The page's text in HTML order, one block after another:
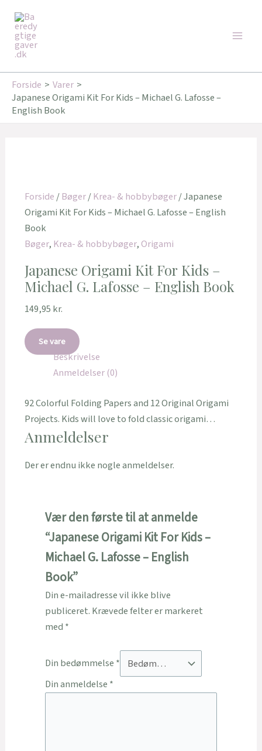
indholdet
Forside
Varer
Japanese Origami Kit For Kids – Michael G. Lafosse –
English Book
Forside/Bøger/Krea- & hobbybøger/ Japanese
Origami Kit For Kids – Michael G. Lafosse – English
Book
Bøger, Krea- & hobbybøger, Origami
Japanese Origami Kit For Kids –
Michael G. Lafosse – English Book
149,95 kr.
Se vare
Beskrivelse
Anmeldelser (0)
92 Colorful Folding Papers and 12 Original Origami
Projects. Kids will love to fold classic origami…
Anmeldelser
Der er endnu ikke nogle anmeldelser.
Vær den første til at anmelde
“Japanese Origami Kit For Kids –
Michael G. Lafosse – English
Book”
Din e-mailadresse vil ikke blive
publiceret. Krævede felter er markeret
med *
Din bedømmelse *
Din anmeldelse *